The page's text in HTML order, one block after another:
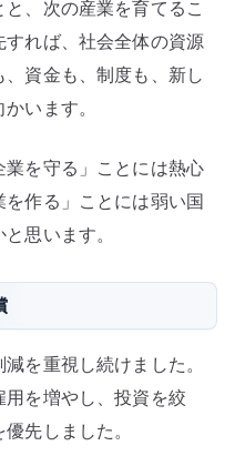
、次の産業を育てるこ
れば、社会全体の資源
資金も、制度も、新し
います。
を守る」ことには熱心
作る」ことには弱い国
思います。
を重視し続けました。
を増やし、投資を絞
先しました。